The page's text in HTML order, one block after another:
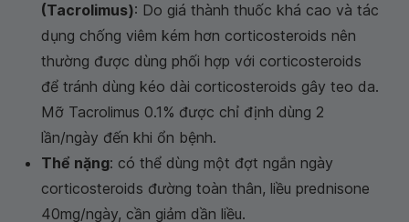
(Tacrolimus): Do giá thành thuốc khá cao và tác
dụng chống viêm kém hơn corticosteroids nên
thường được dùng phối hợp với corticosteroids
để tránh dùng kéo dài corticosteroids gây teo da.
Mỡ Tacrolimus 0.1% được chỉ định dùng 2
lần/ngày đến khi ổn bệnh.
Thể nặng: có thể dùng một đợt ngắn ngày
corticosteroids đường toàn thân, liều prednisone
40mg/ngày, cần giảm dần liều.